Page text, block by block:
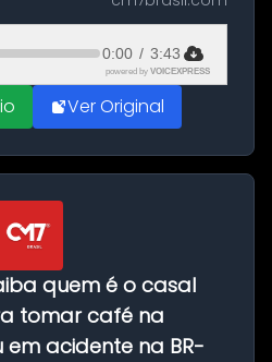
e federações
convençõ...
0:00 / 3:43
powered by VOICEXPRESS
Ver Original
quem é o casal
tomar café na
acidente na BR-